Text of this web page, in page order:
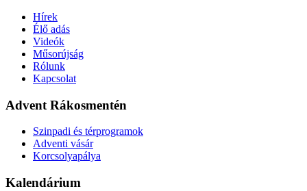
Hírek
Élő adás
Videók
Műsorújság
Rólunk
Kapcsolat
Advent Rákosmentén
Szinpadi és térprogramok
Adventi vásár
Korcsolyapálya
Kalendárium